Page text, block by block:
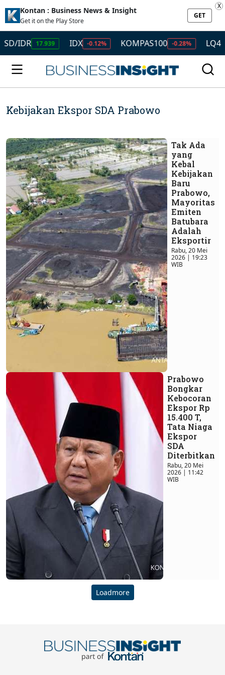
Kontan : Business News & Insight
Get it on the Play Store
GET
X
IDR 17.939 IDX -0.12% KOMPAS100 -0.28% LQ45
Kebijakan Ekspor SDA Prabowo
Tak Ada
yang
Kebal
Kebijakan
Baru
Prabowo,
Mayoritas
Emiten
Batubara
Adalah
Eksportir
Rabu, 20 Mei
2026 | 19:23
WIB
Prabowo
Bongkar
Kebocoran
Ekspor Rp
15.400 T,
Tata Niaga
Ekspor
SDA
Diterbitkan
Rabu, 20 Mei
2026 | 11:42
WIB
Loadmore